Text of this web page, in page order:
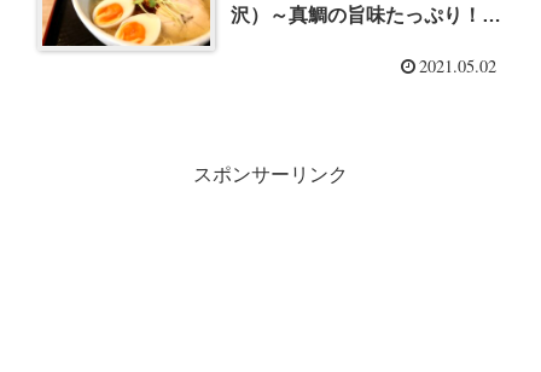
沢）～真鯛の旨味たっぷり！
2021.05.02
スポンサーリンク